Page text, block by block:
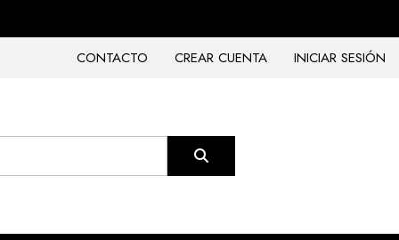
CONTACTO
CREAR CUENTA INICIAR SESIÓN